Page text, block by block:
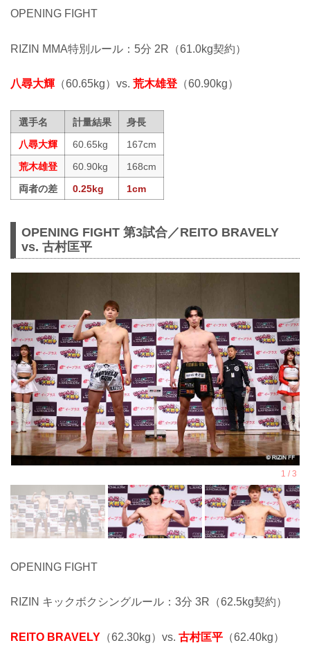
OPENING FIGHT
RIZIN MMA特別ルール：5分 2R（61.0kg契約）
八尋大輝 （60.65kg）vs. 荒木雄登 （60.90kg）
選手名 計量結果
身長
八尋大輝
60.65kg
167cm
荒木雄登
60.90kg
168cm
両者の差
0.25kg 1cm
OPENING FIGHT 第3試合／REITO BRAVELY
vs. 古村匡平
OPENING FIGHT
RIZIN キックボクシングルール：3分 3R（62.5kg契約）
REITO BRAVELY （62.30kg）vs. 古村匡平 （62.40kg）